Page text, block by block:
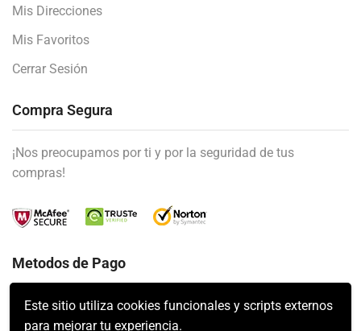
Este sitio utiliza cookies funcionales y scripts externos
para mejorar tu experiencia.
Mis Direcciones
Mis Favoritos
Cerrar Sesión
Compra Segura
¡Nos preocupamos por ti y por la seguridad de tus
compras!
Metodos de Pago